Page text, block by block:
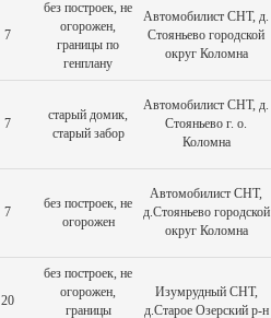
7
без построек, не
огорожен,
границы по
генплану
Автомобилист СНТ, д.
Стояньево городской
округ Коломна
7
старый домик,
старый забор
Автомобилист СНТ, д.
Стояньево г. о.
Коломна
7
без построек, не
огорожен
Автомобилист СНТ,
д.Стояньево городской
округ Коломна
20
без построек, не
огорожен,
границы
Изумрудный СНТ,
д.Старое Озерский р-н